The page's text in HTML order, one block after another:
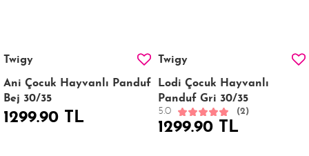
Twigy
Ani Çocuk Hayvanlı Panduf
Bej 30/35
1299.90 TL
Twigy
Lodi Çocuk Hayvanlı
Panduf Gri 30/35
5.0 (2)
1299.90 TL